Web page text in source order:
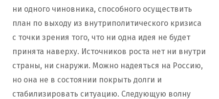
ни одного чиновника, способного осуществить
план по выходу из внутриполитического кризиса
с точки зрения того, что ни одна идея не будет
принята наверху. Источников роста нет ни внутри
страны, ни снаружи. Можно надеяться на Россию,
но она не в состоянии покрыть долги и
стабилизировать ситуацию. Следующую волну